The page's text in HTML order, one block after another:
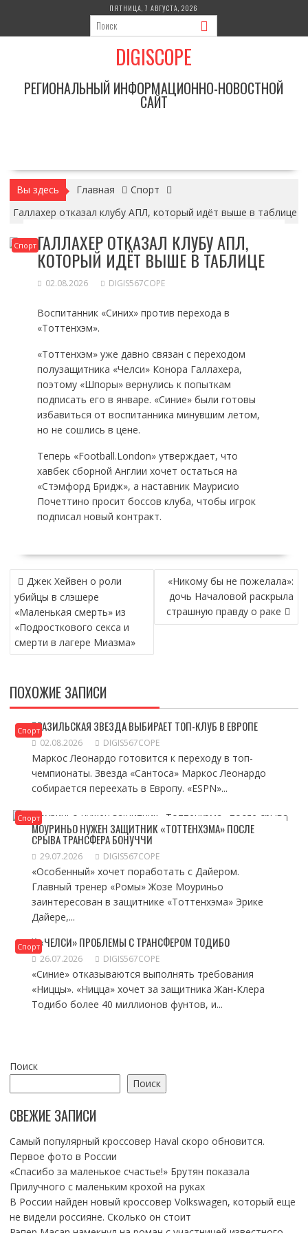
содержимому
ПЯТНИЦА, 7 АВГУСТА, 2026
DIGISCOPE
РЕГИОНАЛЬНЫЙ ИНФОРМАЦИОННО-НОВОСТНОЙ
САЙТ
Вы здесь Главная
Спорт
Галлахер отказал клубу АПЛ, который идёт выше в таблице
СпортГАЛЛАХЕР ОТКАЗАЛ КЛУБУ АПЛ,
КОТОРЫЙ ИДЁТ ВЫШЕ В ТАБЛИЦЕ
02.08.2026 DIGIS567COPE
Воспитанник «Синих» против перехода в
«Тоттенхэм».
«Тоттенхэм» уже давно связан с переходом
полузащитника «Челси» Конора Галлахера,
поэтому «Шпоры» вернулись к попыткам
подписать его в январе. «Синие» были готовы
избавиться от воспитанника минувшим летом,
но не сошлись в цене.
Теперь «Football.London» утверждает, что
хавбек сборной Англии хочет остаться на
«Стэмфорд Бридж», а наставник Маурисио
Почеттино просит боссов клуба, чтобы игрок
подписал новый контракт.
НАВИГАЦИЯ
ПО
ЗАПИСЯМ
Джек Хейвен о роли
убийцы в слэшере
«Маленькая смерть» из
«Подросткового секса и
смерти в лагере Миазма»
«Никому бы не пожелала»:
дочь Началовой раскрыла
страшную правду о раке
ПОХОЖИЕ ЗАПИСИ
СпортБРАЗИЛЬСКАЯ ЗВЕЗДА ВЫБИРАЕТ ТОП-КЛУБ В ЕВРОПЕ
02.08.2026 DIGIS567COPE
Маркос Леонардо готовится к переходу в топ-
чемпионаты. Звезда «Сантоса» Маркос Леонардо
собирается переехать в Европу. «ESPN»...
Спорт
МОУРИНЬО НУЖЕН ЗАЩИТНИК «ТОТТЕНХЭМА» ПОСЛЕ
СРЫВА ТРАНСФЕРА БОНУЧЧИ
29.07.2026 DIGIS567COPE
«Особенный» хочет поработать с Дайером.
Главный тренер «Ромы» Жозе Моуриньо
заинтересован в защитнике «Тоттенхэма» Эрике
Дайере,...
СпортУ «ЧЕЛСИ» ПРОБЛЕМЫ С ТРАНСФЕРОМ ТОДИБО
26.07.2026 DIGIS567COPE
«Синие» отказываются выполнять требования
«Ниццы». «Ницца» хочет за защитника Жан-Клера
Тодибо более 40 миллионов фунтов, и...
Поиск
Поиск
СВЕЖИЕ ЗАПИСИ
Самый популярный кроссовер Haval скоро обновится.
Первое фото в России
«Спасибо за маленькое счастье!» Брутян показала
Прилучного с маленьким крохой на руках
В России найден новый кроссовер Volkswagen, который еще
не видели россияне. Сколько он стоит